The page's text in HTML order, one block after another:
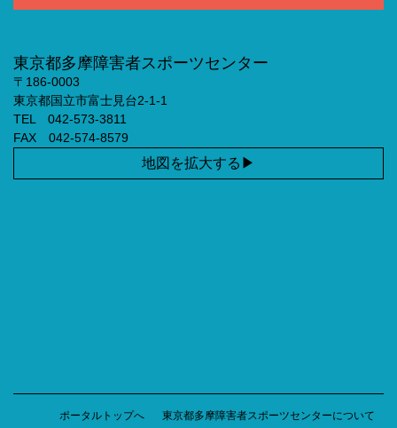
東京都多摩障害者スポーツセンター
〒186-0003
東京都国立市富士見台2-1-1
TEL 042-573-3811
FAX 042-574-8579
地図を拡大する
ポータルトップへ 東京都多摩障害者スポーツセンターについて